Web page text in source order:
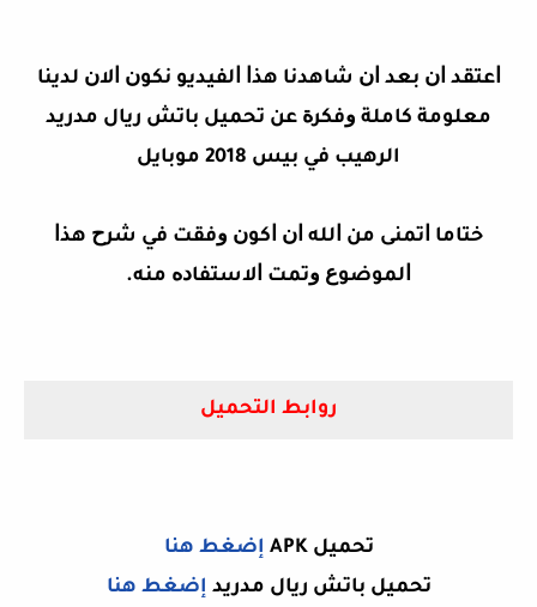
ﺍﻋﺘﻘﺪ ﺍﻥ ﺑﻌﺪ ﺍﻥ ﺷﺎﻫﺪﻧﺎ ﻫﺬﺍ ﺍﻟﻔﻴﺪﻳﻮ ﻧﻜﻮﻥ ﺍﻻﻥ ﻟﺪﻳﻨﺎ
ﻣﻌﻠﻮﻣﺔ ﻛﺎﻣﻠﺔ ﻭﻓﻜﺮﺓ ﻋﻦ تحميل باتش ريال مدريد
الرهيب في بيس 2018 موبايل
ﺧﺘﺎﻣﺎ ﺍﺗﻤﻨﻰ ﻣﻦ ﺍﻟﻠﻪ ﺍﻥ ﺍﻛﻮﻥ ﻭﻓﻘﺖ ﻓﻲ ﺷﺮﺡ ﻫﺬﺍ
ﺍﻟﻤﻮﺿﻮﻉ ﻭﺗﻤﺖ ﺍﻻﺳﺘﻔﺎﺩﻩ ﻣﻨﻪ.
روابط التحميل
تحميل APK
إضغط هنا
تحميل باتش ريال مدريد إضغط هنا